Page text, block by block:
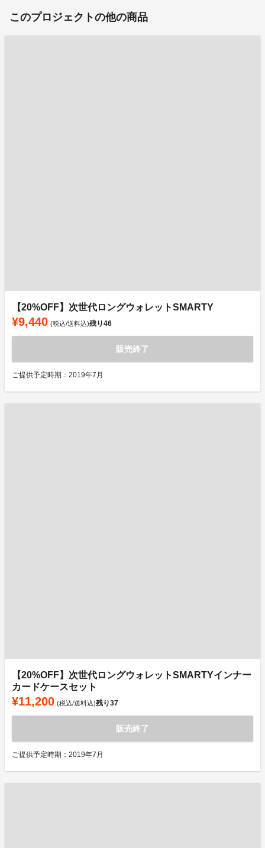
このプロジェクトの他の商品
【20%OFF】次世代ロングウォレットSMARTY
¥9,440 (税込/送料込)残り46
販売終了
ご提供予定時期：2019年7月
【20%OFF】次世代ロングウォレットSMARTYインナー
カードケースセット
¥11,200 (税込/送料込)残り37
販売終了
ご提供予定時期：2019年7月